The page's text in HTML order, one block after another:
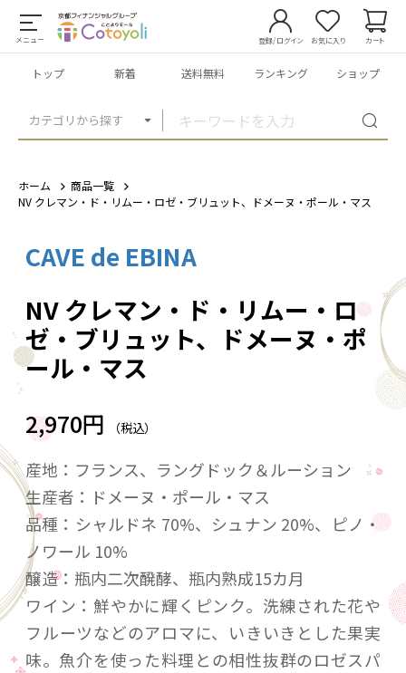
メニュー
カテゴリから探す
登録/ログイン お気に入り カート
トップ 新着 送料無料 ランキング ショップ
ホーム
商品一覧
NV クレマン・ド・リムー・ロゼ・ブリュット、ドメーヌ・ポール・マス
CAVE de EBINA
NV クレマン・ド・リムー・ロ
ゼ・ブリュット、ドメーヌ・ポ
ール・マス
2,970円 （税込）
産地：フランス、ラングドック＆ルーション
生産者：ドメーヌ・ポール・マス
品種：シャルドネ 70%、シュナン 20%、ピノ・
ノワール 10%
醸造：瓶内二次醗酵、瓶内熟成15カ月
ワイン：鮮やかに輝くピンク。洗練された花や
フルーツなどのアロマに、いきいきとした果実
味。魚介を使った料理との相性抜群のロゼスパ